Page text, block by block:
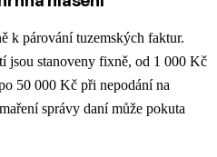
k párování tuzemských faktur.
jsou stanoveny fixně, od 1 000 Kč
50 000 Kč při nepodání na
správy daní může pokuta